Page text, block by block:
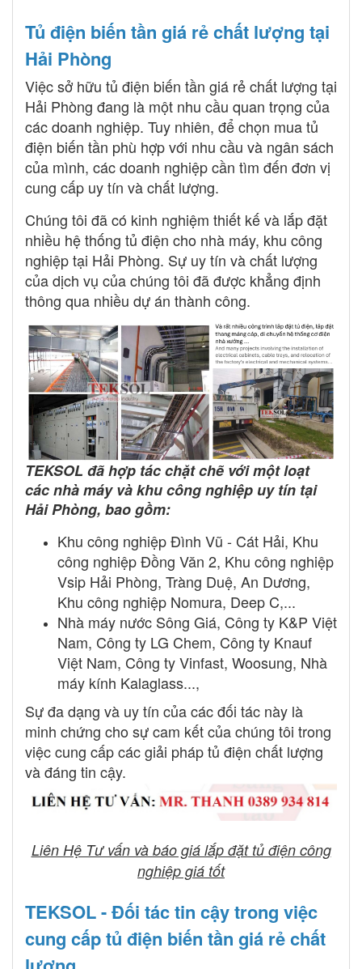
Tủ điện biến tần giá rẻ chất lượng tại
Hải Phòng
Việc sở hữu tủ điện biến tần giá rẻ chất lượng tại
Hải Phòng đang là một nhu cầu quan trọng của
các doanh nghiệp. Tuy nhiên, để chọn mua tủ
điện biến tần phù hợp với nhu cầu và ngân sách
của mình, các doanh nghiệp cần tìm đến đơn vị
cung cấp uy tín và chất lượng.
Chúng tôi đã có kinh nghiệm thiết kế và lắp đặt
nhiều hệ thống tủ điện cho nhà máy, khu công
nghiệp tại Hải Phòng. Sự uy tín và chất lượng
của dịch vụ của chúng tôi đã được khẳng định
thông qua nhiều dự án thành công.
TEKSOL đã hợp tác chặt chẽ với một loạt
các nhà máy và khu công nghiệp uy tín tại
Hải Phòng, bao gồm:
Khu công nghiệp Đình Vũ - Cát Hải, Khu
công nghiệp Đồng Văn 2, Khu công nghiệp
Vsip Hải Phòng, Tràng Duệ, An Dương,
Khu công nghiệp Nomura, Deep C,...
Nhà máy nước Sông Giá, Công ty K&P Việt
Nam, Công ty LG Chem, Công ty Knauf
Việt Nam, Công ty Vinfast, Woosung, Nhà
máy kính Kalaglass...,
Sự đa dạng và uy tín của các đối tác này là
minh chứng cho sự cam kết của chúng tôi trong
việc cung cấp các giải pháp tủ điện chất lượng
và đáng tin cậy.
Liên Hệ Tư vấn và báo giá lắp đặt tủ điện công
nghiệp giá tốt
TEKSOL - Đối tác tin cậy trong việc
cung cấp tủ điện biến tần giá rẻ chất